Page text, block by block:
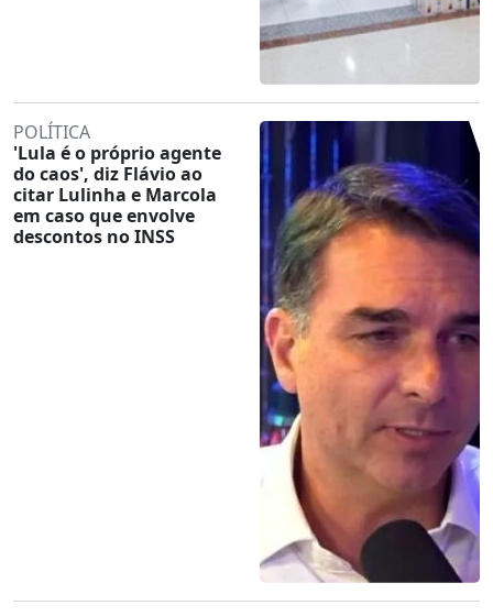
POLÍTICA
'Lula é o próprio agente
do caos', diz Flávio ao
citar Lulinha e Marcola
em caso que envolve
descontos no INSS